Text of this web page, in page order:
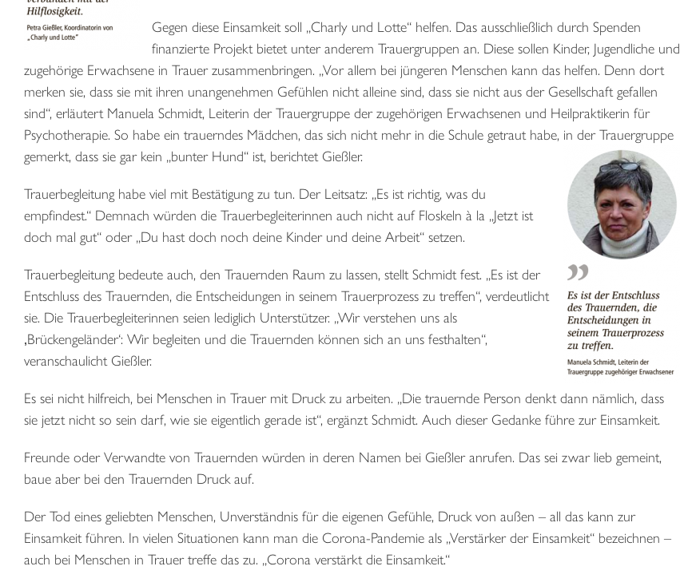
Gegen diese Einsamkeit soll „Charly und Lotte“ helfen. Das ausschließlich durch Spenden
finanzierte Projekt bietet unter anderem Trauergruppen an. Diese sollen Kinder, Jugendliche und
zugehörige Erwachsene in Trauer zusammenbringen. „Vor allem bei jüngeren Menschen kann das helfen. Denn dort
merken sie, dass sie mit ihren unangenehmen Gefühlen nicht alleine sind, dass sie nicht aus der Gesellschaft gefallen
sind“, erläutert Manuela Schmidt, Leiterin der Trauergruppe der zugehörigen Erwachsenen und Heilpraktikerin für
Psychotherapie. So habe ein trauerndes Mädchen, das sich nicht mehr in die Schule getraut habe, in der Trauergruppe
gemerkt, dass sie gar kein „bunter Hund“ ist, berichtet Gießler.
Trauerbegleitung habe viel mit Bestätigung zu tun. Der Leitsatz: „Es ist richtig, was du
empfindest.“ Demnach würden die Trauerbegleiterinnen auch nicht auf Floskeln à la „Jetzt ist
doch mal gut“ oder „Du hast doch noch deine Kinder und deine Arbeit“ setzen.
Trauerbegleitung bedeute auch, den Trauernden Raum zu lassen, stellt Schmidt fest. „Es ist der
Entschluss des Trauernden, die Entscheidungen in seinem Trauerprozess zu treffen“, verdeutlicht
sie. Die Trauerbegleiterinnen seien lediglich Unterstützer. „Wir verstehen uns als
‚Brückengeländer‘: Wir begleiten und die Trauernden können sich an uns festhalten“,
veranschaulicht Gießler.
Es sei nicht hilfreich, bei Menschen in Trauer mit Druck zu arbeiten. „Die trauernde Person denkt dann nämlich, dass
sie jetzt nicht so sein darf, wie sie eigentlich gerade ist“, ergänzt Schmidt. Auch dieser Gedanke führe zur Einsamkeit.
Freunde oder Verwandte von Trauernden würden in deren Namen bei Gießler anrufen. Das sei zwar lieb gemeint,
baue aber bei den Trauernden Druck auf.
Der Tod eines geliebten Menschen, Unverständnis für die eigenen Gefühle, Druck von außen – all das kann zur
Einsamkeit führen. In vielen Situationen kann man die Corona-Pandemie als „Verstärker der Einsamkeit“ bezeichnen –
auch bei Menschen in Trauer treffe das zu. „Corona verstärkt die Einsamkeit.“